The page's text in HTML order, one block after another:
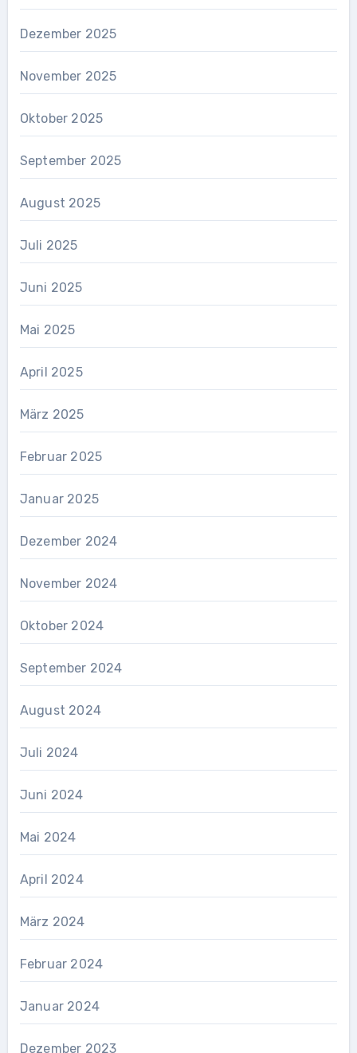
Dezember 2025
November 2025
Oktober 2025
September 2025
August 2025
Juli 2025
Juni 2025
Mai 2025
April 2025
März 2025
Februar 2025
Januar 2025
Dezember 2024
November 2024
Oktober 2024
September 2024
August 2024
Juli 2024
Juni 2024
Mai 2024
April 2024
März 2024
Februar 2024
Januar 2024
Dezember 2023